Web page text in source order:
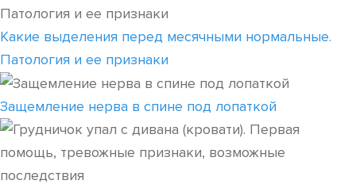
Какие выделения перед месячными нормальные.
Патология и ее признаки
Защемление нерва в спине под лопаткой